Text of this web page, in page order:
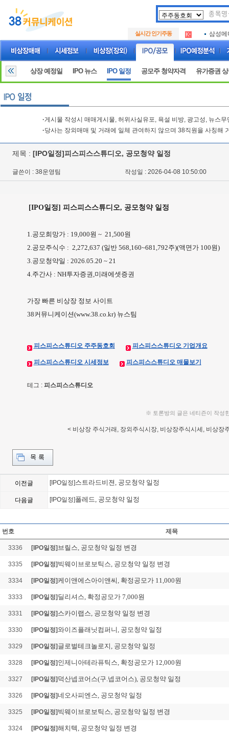
실시간 인기주동
.
아크로
삼성메
.
아크로
아하
상장 예정일 IPO 뉴스 IPO 일정 공모주 청약자격 유가증권
·게시물 작성시 매매게시물, 허위사실유포, 욕설 비방, 광고성, 뉴스
·당사는 장외매매 및 거래에 일체 관여하지 않으며 38직원을 사칭해
제목 : [IPO일정]피스피스스튜디오, 공모청약 일정
글쓴이 : 38운영팀 작성일 : 2026-04-08 10:50:00
[IPO일정] 피스피스스튜디오, 공모청약 일정
1.공모희망가 : 19,000원 ~ 21,500원
2.공모주식수 : 2,272,637 (일반 568,160~681,792주)(액면가 100원)
3.공모청약일 : 2026.05.20 ~ 21
4.주간사 : NH투자증권,미래에셋증권
가장 빠른 비상장 정보 사이트
38커뮤니케이션(www.38.co.kr) 뉴스팀
피스피스스튜디오 주주동호회 피스피스스튜디오 기업개요
피스피스스튜디오 시세정보 피스피스스튜디오 매물보기
테그 : 피스피스스튜디오
※ 토론방의 글은 네티즌이 작성
< 비상장 주식거래, 장외주식시장, 비상장주식시세, 비상
이전글 [IPO일정]스트라드비젼, 공모청약 일정
다음글 [IPO일정]폴레드, 공모청약 일정
번호 제목
3336 [IPO일정] 브릴스, 공모청약 일정 변경
3335 [IPO일정] 빅웨이브로보틱스, 공모청약 일정 변경
3334 [IPO일정] 케이앤에스아이앤씨, 확정공모가 11,000원
3333 [IPO일정] 딜리셔스, 확정공모가 7,000원
3331 [IPO일정] 스카이랩스, 공모청약 일정 변경
3330 [IPO일정]와이즈플래닛컴퍼니, 공모청약 일정
3329 [IPO일정] 글로벌테크놀로지, 공모청약 일정
3328 [IPO일정] 인제니아테라퓨틱스, 확정공모가 12,000원
3327 [IPO일정] 덕산넵코어스(구.넵코어스), 공모청약 일정
3326 [IPO일정]네오사피엔스, 공모청약 일정
3325 [IPO일정] 빅웨이브로보틱스, 공모청약 일정 변경
3324 [IPO일정]해치텍, 공모청약 일정 변경